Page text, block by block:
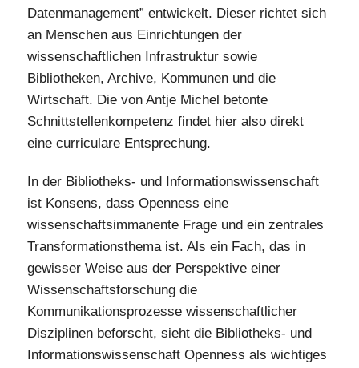
Datenmanagement” entwickelt. Dieser richtet sich
an Menschen aus Einrichtungen der
wissenschaftlichen Infrastruktur sowie
Bibliotheken, Archive, Kommunen und die
Wirtschaft. Die von Antje Michel betonte
Schnittstellenkompetenz findet hier also direkt
eine curriculare Entsprechung.
In der Bibliotheks- und Informationswissenschaft
ist Konsens, dass Openness eine
wissenschaftsimmanente Frage und ein zentrales
Transformationsthema ist. Als ein Fach, das in
gewisser Weise aus der Perspektive einer
Wissenschaftsforschung die
Kommunikationsprozesse wissenschaftlicher
Disziplinen beforscht, sieht die Bibliotheks- und
Informationswissenschaft Openness als wichtiges